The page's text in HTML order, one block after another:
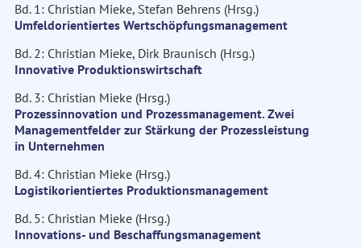
Bd. 1: Christian Mieke, Stefan Behrens (Hrsg.)
Umfeldorientiertes Wertschöpfungsmanagement
Bd. 2: Christian Mieke, Dirk Braunisch (Hrsg.)
Innovative Produktionswirtschaft
Bd. 3: Christian Mieke (Hrsg.)
Prozessinnovation und Prozessmanagement. Zwei
Managementfelder zur Stärkung der Prozessleistung
in Unternehmen
Bd. 4: Christian Mieke (Hrsg.)
Logistikorientiertes Produktionsmanagement
Bd. 5: Christian Mieke (Hrsg.)
Innovations- und Beschaffungsmanagement